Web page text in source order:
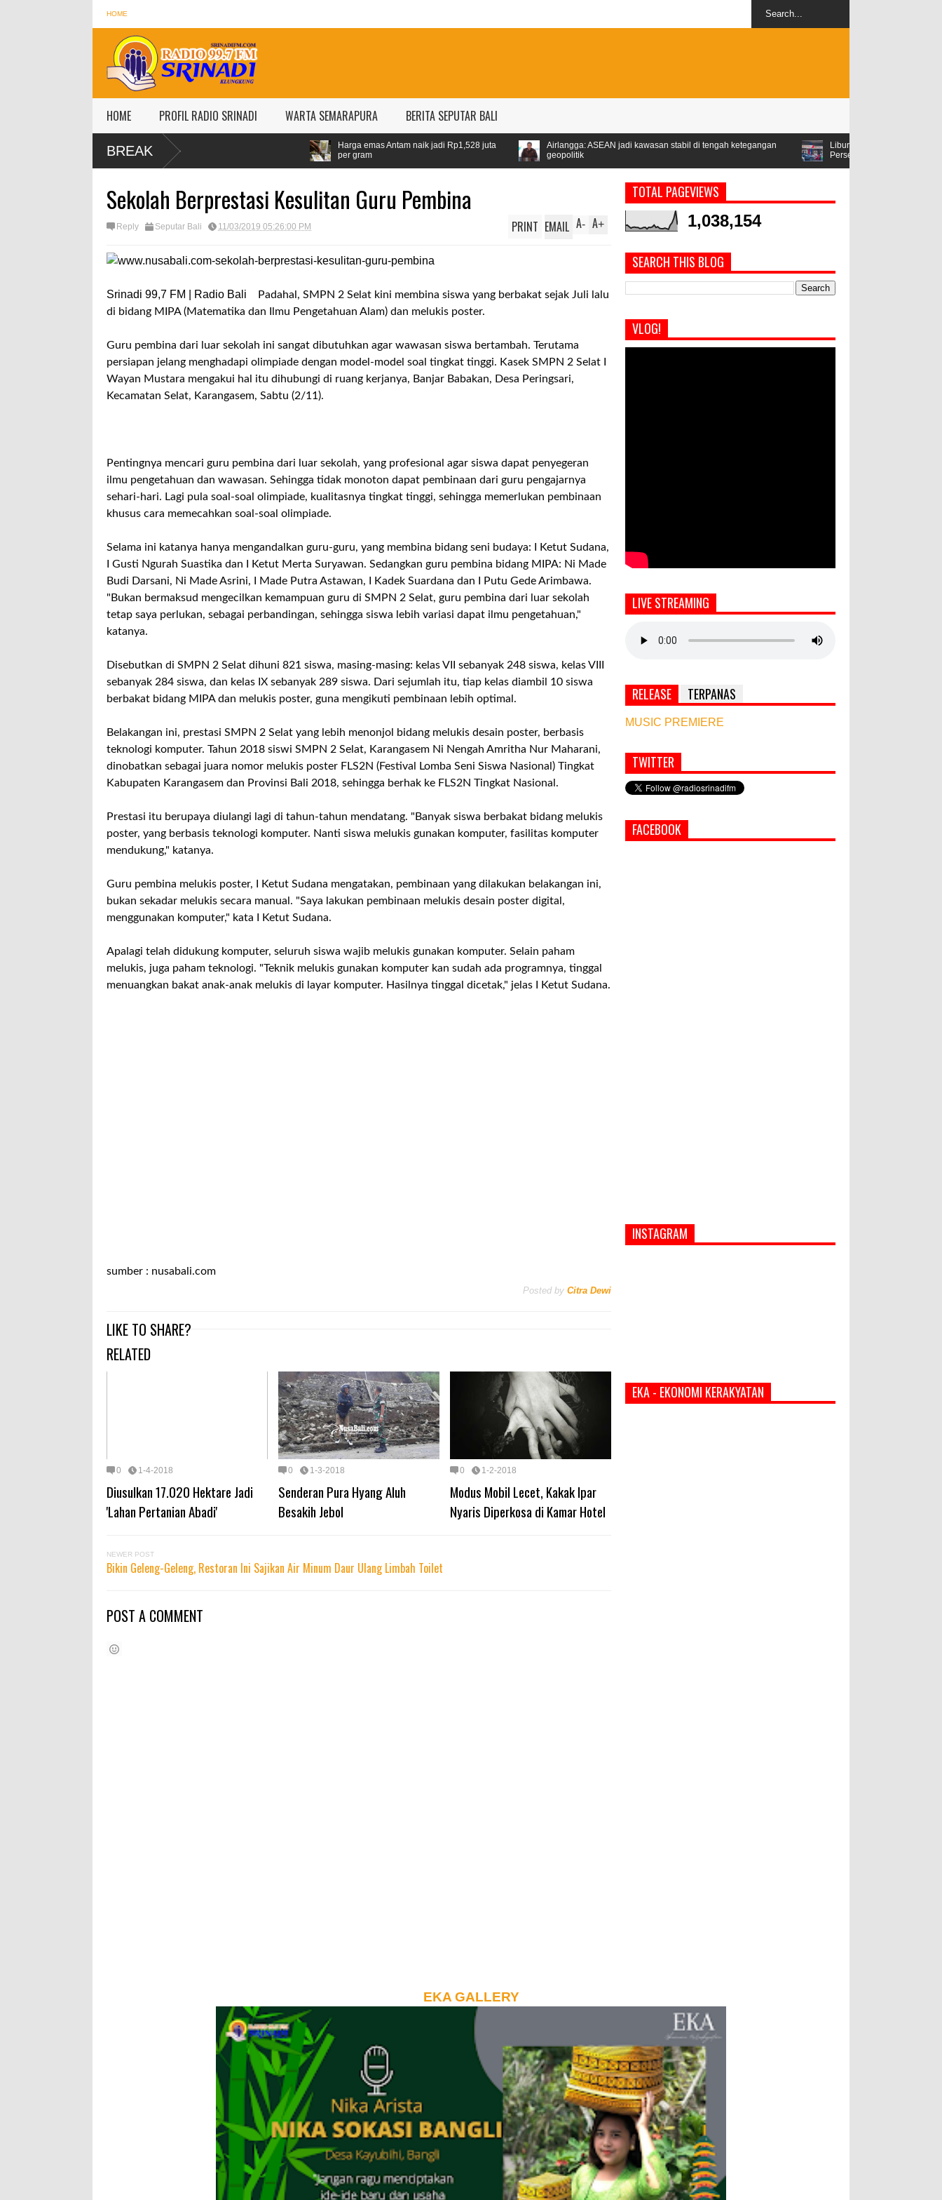
HOME
HOME PROFIL RADIO SRINADI WARTA SEMARAPURA BERITA SEPUTAR BALI
BREAK
Harga emas Antam naik jadi Rp1,528 juta
Airlangga: ASEAN jadi kawasan stabil di tengah ketegangan
Libur Lebaran, Konsumsi Pertamax Naik 99
Sekolah Berprestasi Kesulitan Guru Pembina
Reply Seputar Bali 11/03/2019 05:26:00 PM A+
A-
PRINT EMAIL
Srinadi 99,7 FM | Radio Bali
Padahal, SMPN 2 Selat kini membina siswa yang berbakat sejak Juli lalu
di bidang MIPA (Matematika dan Ilmu Pengetahuan Alam) dan melukis poster.
Guru pembina dari luar sekolah ini sangat dibutuhkan agar wawasan siswa bertambah. Terutama
persiapan jelang menghadapi olimpiade dengan model-model soal tingkat tinggi. Kasek SMPN 2 Selat I
Wayan Mustara mengakui hal itu dihubungi di ruang kerjanya, Banjar Babakan, Desa Peringsari,
Kecamatan Selat, Karangasem, Sabtu (2/11).
Pentingnya mencari guru pembina dari luar sekolah, yang profesional agar siswa dapat penyegeran
ilmu pengetahuan dan wawasan. Sehingga tidak monoton dapat pembinaan dari guru pengajarnya
sehari-hari. Lagi pula soal-soal olimpiade, kualitasnya tingkat tinggi, sehingga memerlukan pembinaan
khusus cara memecahkan soal-soal olimpiade.
Selama ini katanya hanya mengandalkan guru-guru, yang membina bidang seni budaya: I Ketut Sudana,
I Gusti Ngurah Suastika dan I Ketut Merta Suryawan. Sedangkan guru pembina bidang MIPA: Ni Made
Budi Darsani, Ni Made Asrini, I Made Putra Astawan, I Kadek Suardana dan I Putu Gede Arimbawa.
"Bukan bermaksud mengecilkan kemampuan guru di SMPN 2 Selat, guru pembina dari luar sekolah
tetap saya perlukan, sebagai perbandingan, sehingga siswa lebih variasi dapat ilmu pengetahuan,"
katanya.
Disebutkan di SMPN 2 Selat dihuni 821 siswa, masing-masing: kelas VII sebanyak 248 siswa, kelas VIII
sebanyak 284 siswa, dan kelas IX sebanyak 289 siswa. Dari sejumlah itu, tiap kelas diambil 10 siswa
berbakat bidang MIPA dan melukis poster, guna mengikuti pembinaan lebih optimal.
Belakangan ini, prestasi SMPN 2 Selat yang lebih menonjol bidang melukis desain poster, berbasis
teknologi komputer. Tahun 2018 siswi SMPN 2 Selat, Karangasem Ni Nengah Amritha Nur Maharani,
dinobatkan sebagai juara nomor melukis poster FLS2N (Festival Lomba Seni Siswa Nasional) Tingkat
Kabupaten Karangasem dan Provinsi Bali 2018, sehingga berhak ke FLS2N Tingkat Nasional.
Prestasi itu berupaya diulangi lagi di tahun-tahun mendatang. "Banyak siswa berbakat bidang melukis
poster, yang berbasis teknologi komputer. Nanti siswa melukis gunakan komputer, fasilitas komputer
mendukung," katanya.
Guru pembina melukis poster, I Ketut Sudana mengatakan, pembinaan yang dilakukan belakangan ini,
bukan sekadar melukis secara manual. "Saya lakukan pembinaan melukis desain poster digital,
menggunakan komputer," kata I Ketut Sudana.
Apalagi telah didukung komputer, seluruh siswa wajib melukis gunakan komputer. Selain paham
melukis, juga paham teknologi. "Teknik melukis gunakan komputer kan sudah ada programnya, tinggal
menuangkan bakat anak-anak melukis di layar komputer. Hasilnya tinggal dicetak," jelas I Ketut Sudana.
sumber : nusabali.com
Posted by Citra Dewi
LIKE TO SHARE?
RELATED
0 1-4-2018
Diusulkan 17.020 Hektare Jadi
'Lahan Pertanian Abadi'
0 1-3-2018
Senderan Pura Hyang Aluh
Besakih Jebol
0 1-2-2018
Modus Mobil Lecet, Kakak Ipar
Nyaris Diperkosa di Kamar Hotel
NEWER POST
Bikin Geleng-Geleng, Restoran Ini Sajikan Air Minum Daur Ulang Limbah Toilet
POST A COMMENT
TOTAL PAGEVIEWS
1,038,154
SEARCH THIS BLOG
VLOG!
LIVE STREAMING
RELEASE TERPANAS
MUSIC PREMIERE
Simbol Persahabatan, RI Bangun Islamic Centre
di Afghanistan
PASAR MURAH
TWITTER
FACEBOOK
INSTAGRAM
EKA - EKONOMI KERAKYATAN
EKA GALLERY